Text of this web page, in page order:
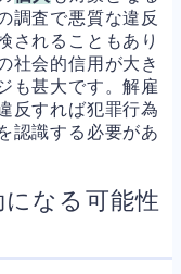
調査で悪質な違反
されることもあり
社会的信用が大き
も甚大です。解雇
反すれば犯罪行為
認識する必要があ
なる可能性